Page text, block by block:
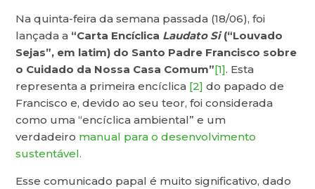
Na quinta-feira da semana passada (18/06), foi
lançada a “Carta Encíclica Laudato Si(“Louvado
Sejas”, em latim) do Santo Padre Francisco sobre
o Cuidado da Nossa Casa Comum”[1]. Esta
representa a primeira encíclica [2] do papado de
Francisco e, devido ao seu teor, foi considerada
como uma “encíclica ambiental” e um
verdadeiro manual para o desenvolvimento
sustentável.
Esse comunicado papal é muito significativo, dado